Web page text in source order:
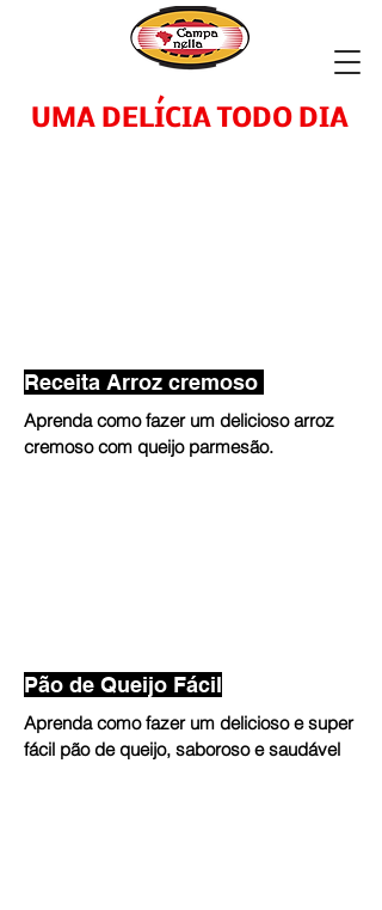
UMA DELÍCIA TODO DIA
Receita Arroz cremoso
Aprenda como fazer um delicioso arroz
cremoso com queijo parmesão.
Pão de Queijo Fácil
Aprenda como fazer um delicioso e super
fácil pão de queijo, saboroso e saudável